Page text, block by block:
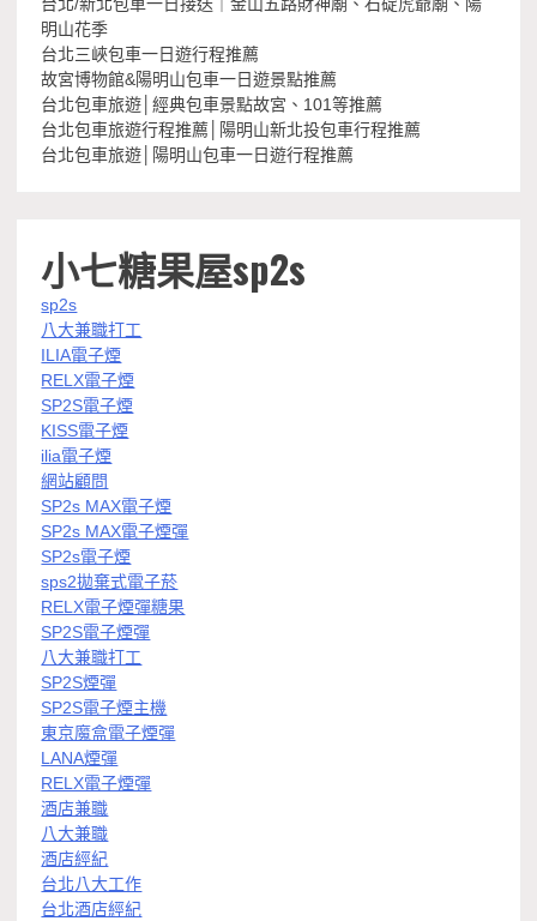
明山花季
台北三峽包車一日遊行程推薦
故宮博物館&陽明山包車一日遊景點推薦
台北包車旅遊│經典包車景點故宮、101等推薦
台北包車旅遊行程推薦│陽明山新北投包車行程推薦
台北包車旅遊│陽明山包車一日遊行程推薦
小七糖果屋sp2s
sp2s
八大兼職打工
ILIA電子煙
RELX電子煙
SP2S電子煙
KISS電子煙
ilia電子煙
網站顧問
SP2s MAX電子煙
SP2s MAX電子煙彈
SP2s電子煙
sps2拋棄式電子菸
RELX電子煙彈糖果
SP2S電子煙彈
八大兼職打工
SP2S煙彈
SP2S電子煙主機
東京魔盒電子煙彈
LANA煙彈
RELX電子煙彈
酒店兼職
八大兼職
酒店經紀
台北八大工作
台北酒店經紀